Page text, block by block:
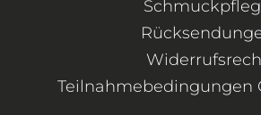
Teilnahmebedingungen